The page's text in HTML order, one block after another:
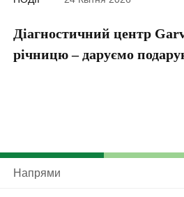
Діагностичний центр
річницю – даруємо
Напрями